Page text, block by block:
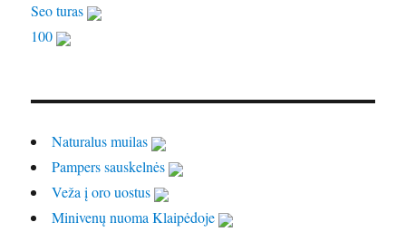
Seo turas
100
Naturalus muilas
Pampers sauskelnės
Veža į oro uostus
Minivenų nuoma Klaipėdoje